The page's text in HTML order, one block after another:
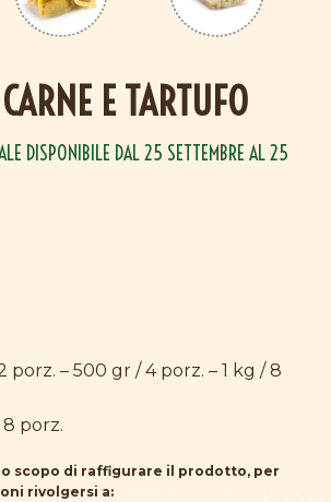
E TARTUFO
DISPONIBILE DAL 25 SETTEMBRE AL 25
porz. – 500 gr / 4 porz. – 1 kg / 8
8 porz.
scopo di raffigurare il prodotto, per
rivolgersi a: